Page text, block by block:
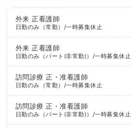
外来正看護師
日勤のみ（常勤） /一時募集休止
外来正看護師
日勤のみ（パート(非常勤)） /一時募集休止
訪問診療正・准看護師
日勤のみ（常勤） /一時募集休止
訪問診療正・准看護師
日勤のみ（パート(非常勤)） /一時募集休止